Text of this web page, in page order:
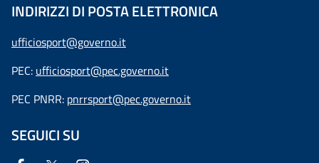
INDIRIZZI DI POSTA ELETTRONICA
ufficiosport@governo.it
PEC: ufficiosport@pec.governo.it
PEC PNRR: pnrrsport@pec.governo.it
SEGUICI SU